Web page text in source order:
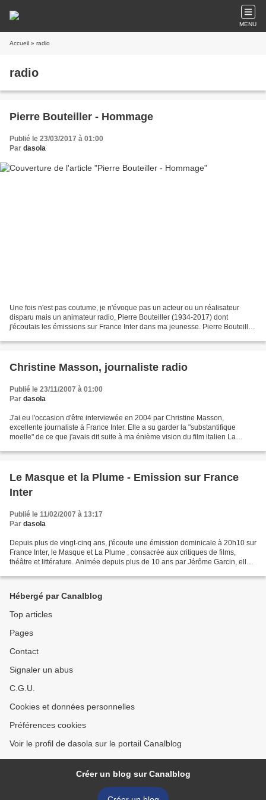
MENU
Accueil » radio
radio
Pierre Bouteiller - Hommage
Publié le 23/03/2017 à 01:00
Par dasola
Une fois n'est pas coutume, je n'évoque pas un acteur ou un réalisateur
disparu mais un animateur radio, Pierre Bouteiller (1934-2017) dont
j'écoutais les émissions sur France Inter dans ma jeunesse. Pierre Bouteiller
Christine Masson, journaliste radio
Publié le 23/11/2007 à 01:00
Par dasola
J'ai eu l'occasion d'être interviewée en 2004 par Christine Masson,
excellente journaliste à France Inter. Elle a su garder la "substantifique
moelle" de ce que j'avais dit suite à ma énième vision du film italien La
Le Masque et la Plume - Emission sur France
Inter
Publié le 11/02/2007 à 13:17
Par dasola
Depuis plus de vingt-cinq ans, j'écoute une émission dominicale à 20h10 sur
France Inter, le Masque et La Plume , consacrée aux critiques de films,
théâtre et littérature. Animée depuis plus de 10 ans par Jérôme Garcin, elle a
Hébergé par Canalblog
Top articles
Pages
Contact
Signaler un abus
C.G.U.
Cookies et données personnelles
Préférences cookies
Voir le profil de dasola sur le portail Canalblog
Créer un blog sur Canalblog